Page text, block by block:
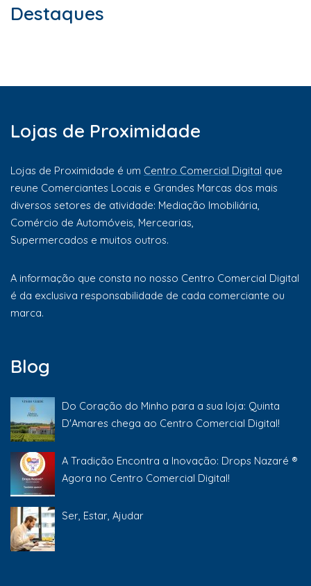
Destaques
Lojas de Proximidade
Lojas de Proximidade é um Centro Comercial Digital que
reune Comerciantes Locais e Grandes Marcas dos mais
diversos setores de atividade: Mediação Imobiliária,
Comércio de Automóveis, Mercearias,
Supermercados e muitos outros.
A informação que consta no nosso Centro Comercial Digital
é da exclusiva responsabilidade de cada comerciante ou
marca.
Blog
Do Coração do Minho para a sua loja: Quinta
D'Amares chega ao Centro Comercial Digital!
A Tradição Encontra a Inovação: Drops Nazaré ®
Agora no Centro Comercial Digital!
Ser, Estar, Ajudar